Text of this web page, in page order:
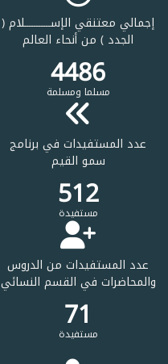
إجمالي معتنقي الإســـــــــــلام (
الجدد ) من أنحاء العالم
4486
مسلما ومسلمة
عدد المستفيدات في برنامج
سمو القيم
512
مستفيدة
عدد المستفيدات من الدروس
والمحاضرات في القسم النسائي
71
مستفيدة